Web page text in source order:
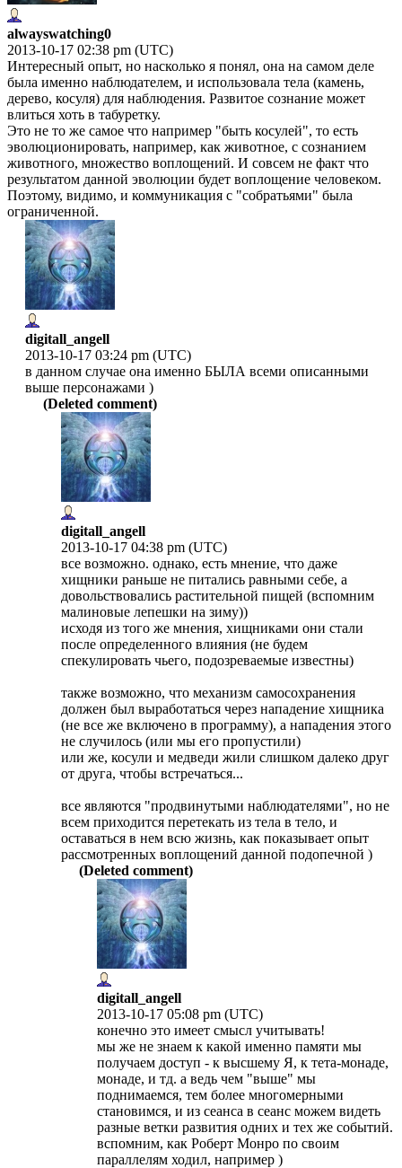
alwayswatching0
2013-10-17 02:38 pm (UTC)
Интересный опыт, но насколько я понял, она на самом деле
была именно наблюдателем, и использовала тела (камень,
дерево, косуля) для наблюдения. Развитое сознание может
влиться хоть в табуретку.
Это не то же самое что например "быть косулей", то есть
эволюционировать, например, как животное, с сознанием
животного, множество воплощений. И совсем не факт что
результатом данной эволюции будет воплощение человеком.
Поэтому, видимо, и коммуникация с "собратьями" была
ограниченной.
digitall_angell
2013-10-17 03:24 pm (UTC)
в данном случае она именно БЫЛА всеми описанными
выше персонажами )
(Deleted comment)
digitall_angell
2013-10-17 04:38 pm (UTC)
все возможно. однако, есть мнение, что даже
хищники раньше не питались равными себе, а
довольствовались растительной пищей (вспомним
малиновые лепешки на зиму))
исходя из того же мнения, хищниками они стали
после определенного влияния (не будем
спекулировать чьего, подозреваемые известны)
также возможно, что механизм самосохранения
должен был выработаться через нападение хищника
(не все же включено в программу), а нападения этого
не случилось (или мы его пропустили)
или же, косули и медведи жили слишком далеко друг
от друга, чтобы встречаться...
все являются "продвинутыми наблюдателями", но не
всем приходится перетекать из тела в тело, и
оставаться в нем всю жизнь, как показывает опыт
рассмотренных воплощений данной подопечной )
(Deleted comment)
digitall_angell
2013-10-17 05:08 pm (UTC)
конечно это имеет смысл учитывать!
мы же не знаем к какой именно памяти мы
получаем доступ - к высшему Я, к тета-монаде,
монаде, и тд. а ведь чем "выше" мы
поднимаемся, тем более многомерными
становимся, и из сеанса в сеанс можем видеть
разные ветки развития одних и тех же событий.
вспомним, как Роберт Монро по своим
параллелям ходил, например )